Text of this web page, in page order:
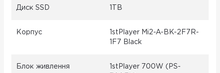
Диск SSD 1TB
Корпус
1stPlayer Mi2-A-BK-2F7R-
1F7 Black
Блок живлення
1stPlayer 700W (PS-